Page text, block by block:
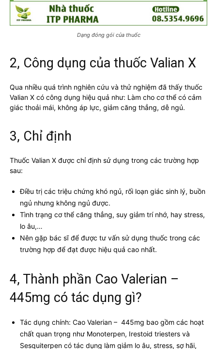
Dạng đóng gói của thuốc
2, Công dụng của thuốc Valian X
Qua nhiều quá trình nghiên cứu và thử nghiệm đã thấy thuốc
Valian X có công dụng hiệu quả như: Làm cho cơ thể có cảm
giác thoải mái, không áp lực, giảm căng thẳng, dễ ngủ.
3, Chỉ định
Thuốc Valian X được chỉ định sử dụng trong các trường hợp
sau:
Điều trị các triệu chứng khó ngủ, rối loạn giác sinh lý, buồn
ngủ nhưng không ngủ được.
Tình trạng cơ thể căng thẳng, suy giảm trí nhớ, hay stress,
lo âu,…
Nên gặp bác sĩ để được tư vấn sử dụng thuốc trong các
trường hợp để đạt được hiệu quả cao nhất.
4, Thành phần Cao Valerian –
445mg có tác dụng gì?
Tác dụng chính: Cao Valerian – 445mg bao gồm các hoạt
chất quan trọng như Monoterpen, Irestoid triesters và
Sesquiterpen có tác dụng làm giảm lo âu, stress, sợ hãi,